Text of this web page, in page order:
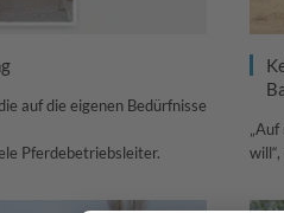
auf die eigenen Bedürfnisse
Pferdebetriebsleiter.